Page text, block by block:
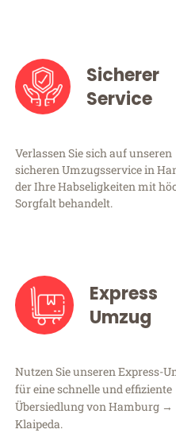
Sicherer
Service
Verlassen Sie sich auf unseren
sicheren Umzugsservice in
der Ihre Habseligkeiten mit
Sorgfalt behandelt.
Express
Umzug
Nutzen Sie unseren Express-
für eine schnelle und effiziente
Übersiedlung von Hamburg →
Klaipeda.